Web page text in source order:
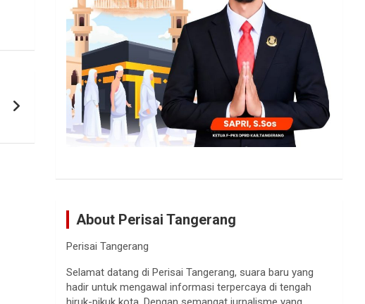
About Perisai Tangerang
Perisai Tangerang
Selamat datang di Perisai Tangerang, suara baru yang
hadir untuk mengawal informasi terpercaya di tengah